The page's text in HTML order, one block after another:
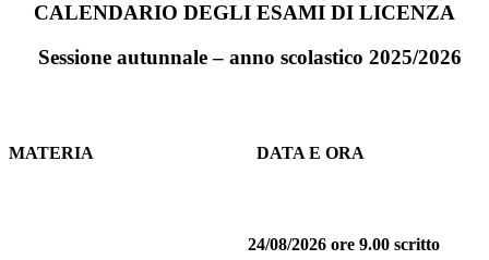
CALENDARIO DEGLI ESAMI DI LICENZA
Sessione autunnale – anno scolastico 2025/2026
MATERIA DATA E ORA
24/08/2026 ore 9.00 scritto